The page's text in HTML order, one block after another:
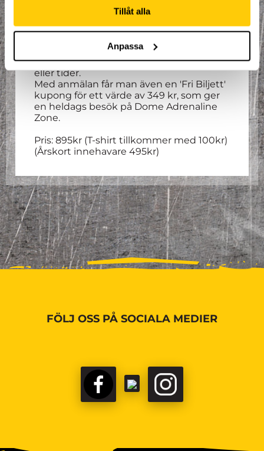
Tillåt alla
Anpassa
För alla som går på träningarna så ingår
ett par trampolinstrumpor såväl som en
nyttja direkt efter träningen. Denna
entré går inte att justera till andra dagar
eller tider.
Med anmälan får man även en 'Fri Biljett'
kupong för ett värde av 349 kr, som ger
en heldags besök på Dome Adrenaline
Zone.
Pris: 895kr (T-shirt tillkommer med 100kr)
(Årskort innehavare 495kr)
FÖLJ OSS PÅ SOCIALA MEDIER